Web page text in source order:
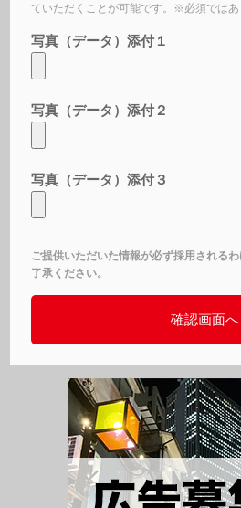
ていただくことが可能です。※必須ではあ
写真（データ）添付１
写真（データ）添付２
写真（データ）添付３
ご提供いただいた情報が必ず採用される
了承ください。